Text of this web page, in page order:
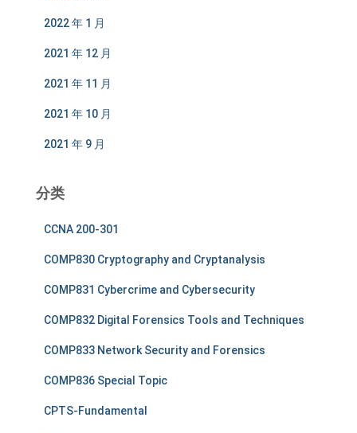
2022 年 1 月
2021 年 12 月
2021 年 11 月
2021 年 10 月
2021 年 9 月
分类
CCNA 200-301
COMP830 Cryptography and Cryptanalysis
COMP831 Cybercrime and Cybersecurity
COMP832 Digital Forensics Tools and Techniques
COMP833 Network Security and Forensics
COMP836 Special Topic
CPTS-Fundamental